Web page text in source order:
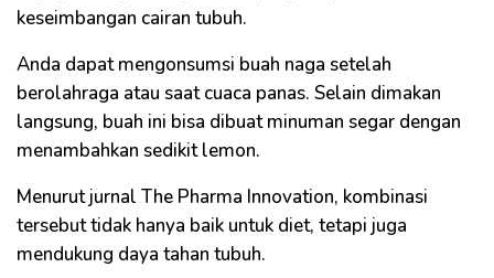
keseimbangan cairan tubuh.
Anda dapat mengonsumsi buah naga setelah
berolahraga atau saat cuaca panas. Selain dimakan
langsung, buah ini bisa dibuat minuman segar dengan
menambahkan sedikit lemon.
Menurut jurnal The Pharma Innovation, kombinasi
tersebut tidak hanya baik untuk diet, tetapi juga
mendukung daya tahan tubuh.